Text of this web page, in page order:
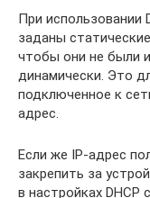
При использовании
заданы
чтобы они не были
динамически. Это
подключенное к
адрес.
Если же IP-адрес
закрепить за
в настройках DHCP